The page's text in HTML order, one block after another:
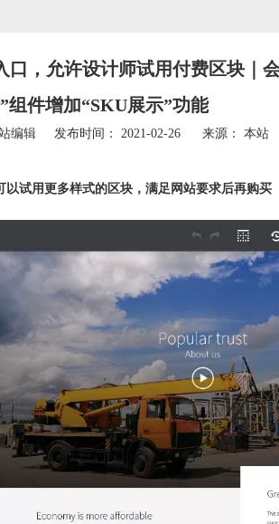
，允许设计师试用付费区块｜
”组件增加“SKU展示”功能
编辑 发布时间： 2021-02-26 来源：本站
以试用更多样式的区块，满足网站要求后再购买